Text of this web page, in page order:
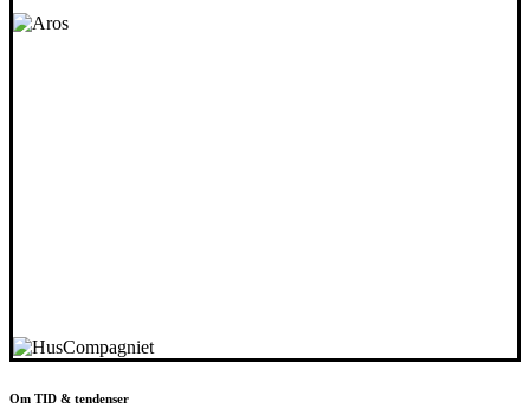
Om TID & tendenser